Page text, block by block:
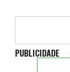
PUBLICIDADE